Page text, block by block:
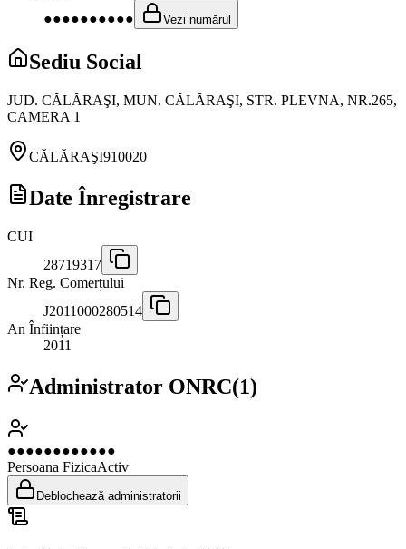
●●●●●●●●●●
Vezi numărul
Sediu Social
JUD. CĂLĂRAŞI, MUN. CĂLĂRAŞI, STR. PLEVNA, NR.265,
CAMERA 1
CĂLĂRAŞI910020
Date Înregistrare
CUI
28719317
Nr. Reg. Comerțului
J2011000280514
An Înființare
2011
Administrator ONRC(1)
●●●●●●●●●●●●
Persoana FizicaActiv
Deblochează administratorii